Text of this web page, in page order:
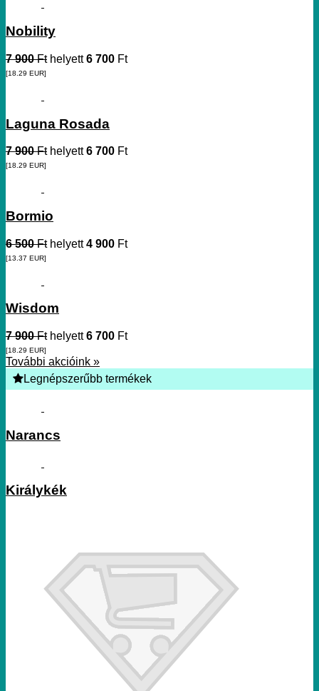
Nobility
7 900 Fthelyett6 700 Ft
[18.29 EUR]
Laguna Rosada
7 900 Fthelyett6 700 Ft
[18.29 EUR]
Bormio
6 500 Fthelyett4 900 Ft
[13.37 EUR]
Wisdom
7 900 Fthelyett6 700 Ft
[18.29 EUR]
További akcióink »
Legnépszerűbb termékek
Narancs
Királykék